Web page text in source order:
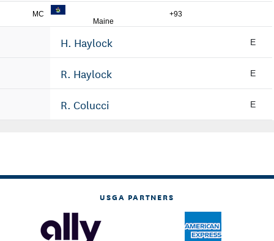
MC
Maine
+93
H. Haylock E
R. Haylock E
R. Colucci E
USGA PARTNERS